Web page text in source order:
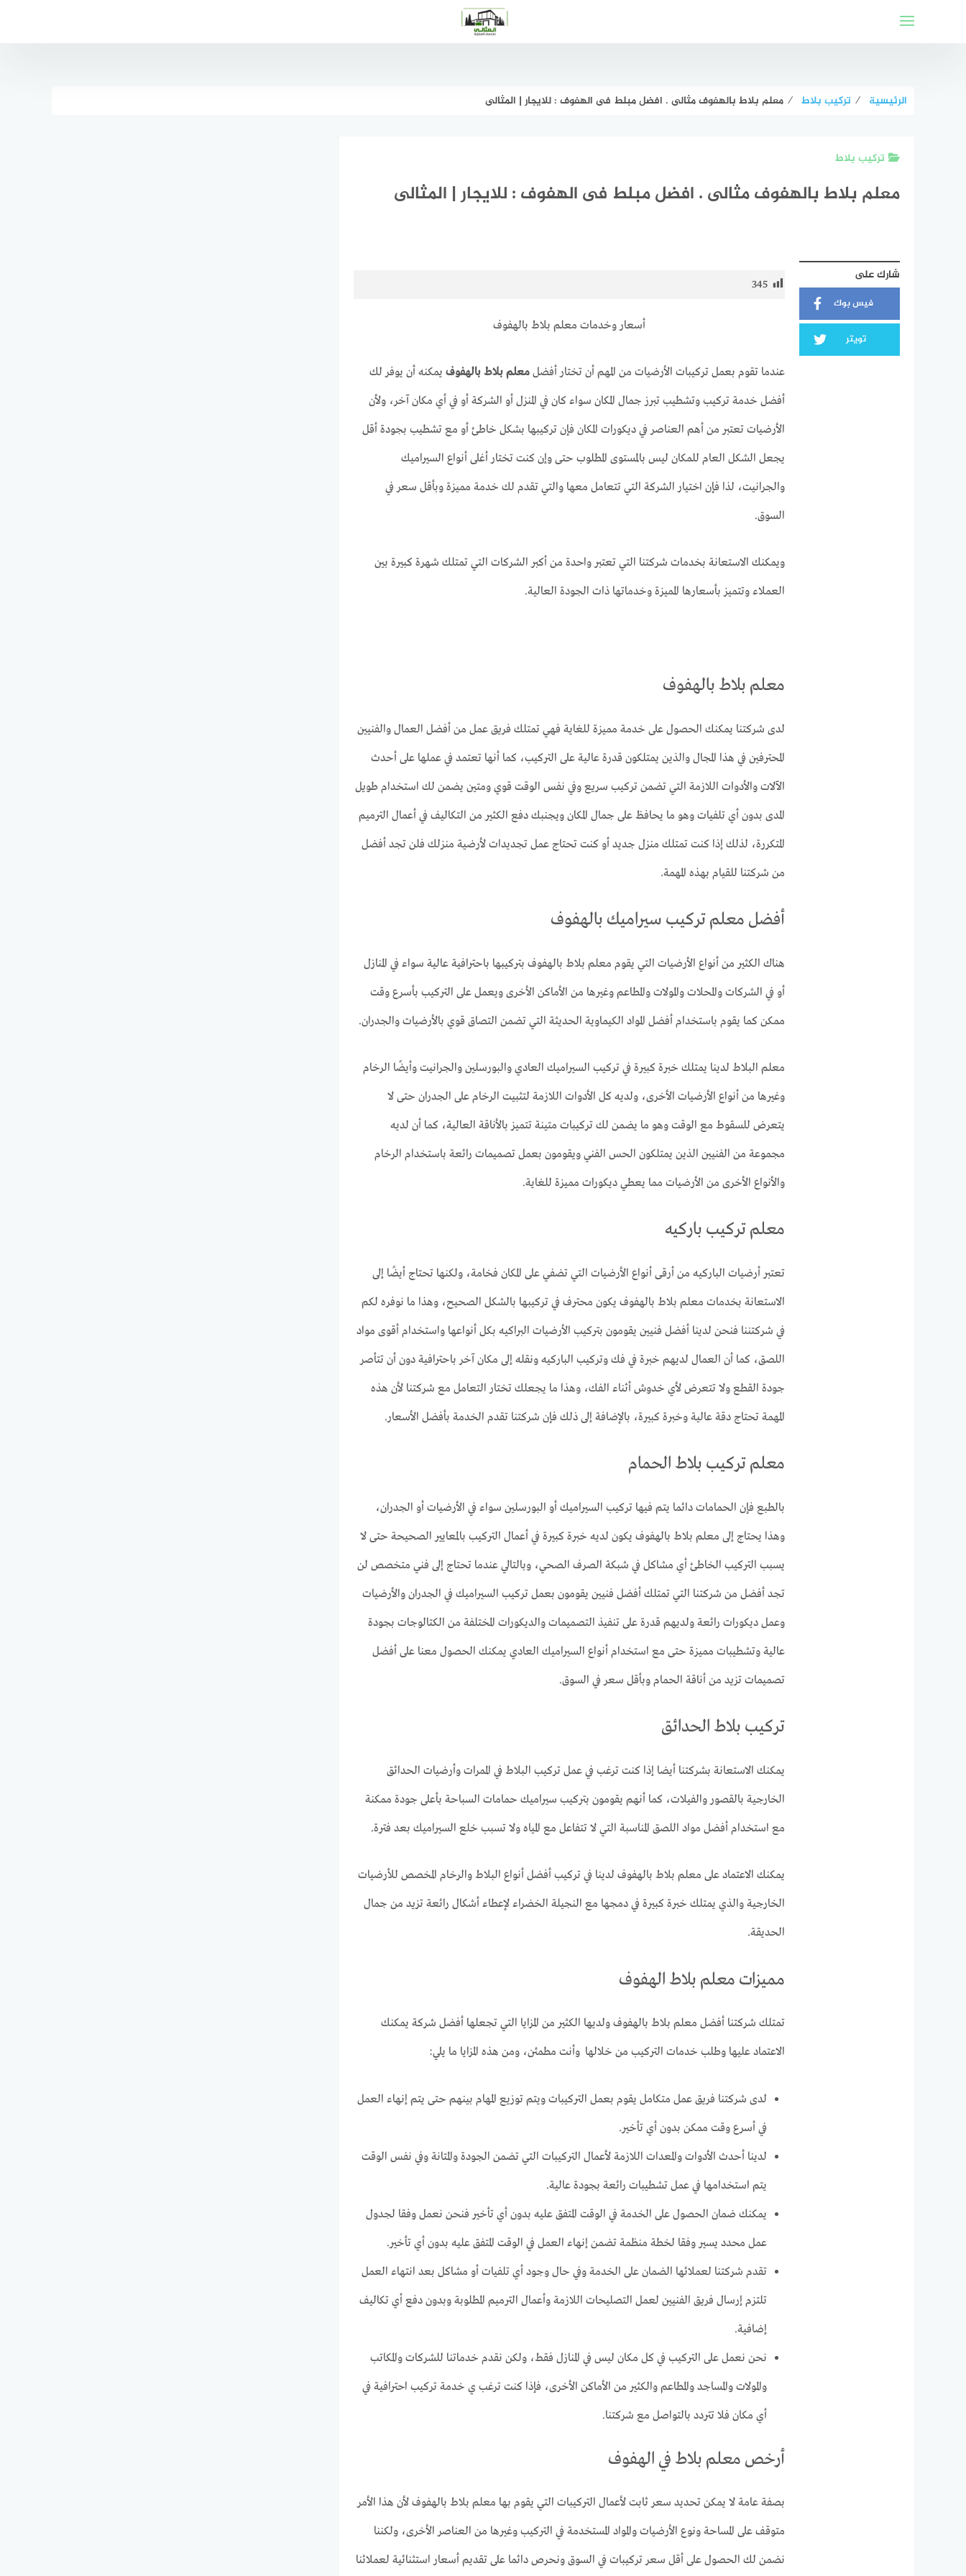
الرئيسية ⁄ تركيب بلاط ⁄ معلم بلاط بالهفوف مثالى . افضل مبلط فى الهفوف : للايجار | المثالى
تركيب بلاط
معلم بلاط بالهفوف مثالى . افضل مبلط فى الهفوف : للايجار | المثالى
شارك على
فيس بوك
تويتر
345
أسعار وخدمات معلم بلاط بالهفوف
عندما تقوم بعمل تركيبات الأرضيات من المهم أن تختار أفضل معلم بلاط بالهفوفيمكنه أن يوفر لك
أفضل خدمة تركيب وتشطيب تبرز جمال المكان سواء كان في المنزل أو الشركة أو في أي مكان آخر، ولأن
الأرضيات تعتبر من أهم العناصر في ديكورات المكان فإن تركيبها بشكل خاطئ أو مع تشطيب بجودة أقل
يجعل الشكل العام للمكان ليس بالمستوى المطلوب حتى وإن كنت تختار أغلى أنواع السيراميك
والجرانيت، لذا فإن اختيار الشركة التي تتعامل معها والتي تقدم لك خدمة مميزة وبأقل سعر في
السوق.
ويمكنك الاستعانة بخدمات شركتنا التي تعتبر واحدة من أكبر الشركات التي تمتلك شهرة كبيرة بين
العملاء وتتميز بأسعارها المميزة وخدماتها ذات الجودة العالية.
معلم بلاط بالهفوف
لدى شركتنا يمكنك الحصول على خدمة مميزة للغاية فهي تمتلك فريق عمل من أفضل العمال والفنيين
المحترفين في هذا المجال والذين يمتلكون قدرة عالية على التركيب، كما أنها تعتمد في عملها على أحدث
الآلات والأدوات اللازمة التي تضمن تركيب سريع وفي نفس الوقت قوي ومتين يضمن لك استخدام طويل
المدى بدون أي تلفيات وهو ما يحافظ على جمال المكان ويجنبك دفع الكثير من التكاليف في أعمال الترميم
المتكررة، لذلك إذا كنت تمتلك منزل جديد أو كنت تحتاج عمل تجديدات لأرضية منزلك فلن تجد أفضل
من شركتنا للقيام بهذه المهمة.
أفضل معلم تركيب سيراميك بالهفوف
هناك الكثير من أنواع الأرضيات التي يقوم معلم بلاط بالهفوف بتركيبها باحترافية عالية سواء في المنازل
أو في الشركات والمحلات والمولات والمطاعم وغيرها من الأماكن الأخرى ويعمل على التركيب بأسرع وقت
ممكن كما يقوم باستخدام أفضل المواد الكيماوية الحديثة التي تضمن التصاق قوي بالأرضيات والجدران.
معلم البلاط لدينا يمتلك خبرة كبيرة في تركيب السيراميك العادي والبورسلين والجرانيت وأيضًا الرخام
وغيرها من أنواع الأرضيات الأخرى، ولديه كل الأدوات اللازمة لتثبيت الرخام على الجدران حتى لا
يتعرض للسقوط مع الوقت وهو ما يضمن لك تركيبات متينة تتميز بالأناقة العالية، كما أن لديه
مجموعة من الفنيين الذين يمتلكون الحس الفني ويقومون بعمل تصميمات رائعة باستخدام الرخام
والأنواع الأخرى من الأرضيات مما يعطي ديكورات مميزة للغاية.
معلم تركيب باركيه
تعتبر أرضيات الباركيه من أرقى أنواع الأرضيات التي تضفي على المكان فخامة، ولكنها تحتاج أيضًا إلى
الاستعانة بخدمات معلم بلاط بالهفوف يكون محترف في تركيبها بالشكل الصحيح، وهذا ما نوفره لكم
في شركتننا فنحن لدينا أفضل فنيين يقومون بتركيب الأرضيات البراكيه بكل أنواعها واستخدام أقوى مواد
اللصق، كما أن العمال لديهم خبرة في فك وتركيب الباركيه ونقله إلى مكان آخر باحترافية دون أن تتأصر
جودة القطع ولا تتعرض لأي خدوش أثناء الفك، وهذا ما يجعلك تختار التعامل مع شركتنا لأن هذه
المهمة تحتاج دقة عالية وخبرة كبيرة، بالإضافة إلى ذلك فإن شركتنا تقدم الخدمة بأفضل الأسعار.
معلم تركيب بلاط الحمام
بالطبع فإن الحمامات دائما يتم فيها تركيب السيراميك أو البورسلين سواء في الأرضيات أو الجدران،
وهذا يحتاج إلى معلم بلاط بالهفوف يكون لديه خبرة كبيرة في أعمال التركيب بالمعايير الصحيحة حتى لا
يسبب التركيب الخاطئ أي مشاكل في شبكة الصرف الصحي، وبالتالي عندما تحتاج إلى فني متخصص لن
تجد أفضل من شركتنا التي تمتلك أفضل فنيين يقومون بعمل تركيب السيراميك في الجدران والأرضيات
وعمل ديكورات رائعة ولديهم قدرة على تنفيذ التصميمات والديكورات المختلفة من الكتالوجات بجودة
عالية وتشطيبات مميزة حتى مع استخدام أنواع السيراميك العادي يمكنك الحصول معنا على أفضل
تصميمات تزيد من أناقة الحمام وبأقل سعر في السوق.
تركيب بلاط الحدائق
يمكنك الاستعانة بشركتنا أيضا إذا كنت ترغب في عمل تركيب البلاط في الممرات وأرضيات الحدائق
الخارجية بالقصور والفيلات، كما أنهم يقومون بتركيب سيراميك حمامات السباحة بأعلى جودة ممكنة
مع استخدام أفضل مواد اللصق المناسبة التي لا تتفاعل مع المياه ولا تسبب خلع السيراميك بعد فترة.
يمكنك الاعتماد على معلم بلاط بالهفوف لدينا في تركيب أفضل أنواع البلاط والرخام المخصص للأرضيات
الخارجية والذي يمتلك خبرة كبيرة في دمجها مع النجيلة الخضراء لإعطاء أشكال رائعة تزيد من جمال
الحديقة.
مميزات معلم بلاط الهفوف
تمتلك شركتنا أفضل معلم بلاط بالهفوف ولديها الكثير من المزايا التي تجعلها أفضل شركة يمكنك
الاعتماد عليها وطلب خدمات التركيب من خلالها وأنت مطمئن، ومن هذه المزايا ما يلي:
لدى شركتنا فريق عمل متكامل يقوم بعمل التركيبات ويتم توزيع المهام بينهم حتى يتم إنهاء العمل
في أسرع وقت ممكن بدون أي تأخير.
لدينا أحدث الأدوات والمعدات اللازمة لأعمال التركيبات التي تضمن الجودة والمتانة وفي نفس الوقت
يتم استخدامها في عمل تشطيبات رائعة بجودة عالية.
يمكنك ضمان الحصول على الخدمة في الوقت المتفق عليه بدون أي تأخير فنحن نعمل وفقا لجدول
عمل محدد يسير وفقا لخطة منظمة تضمن إنهاء العمل في الوقت المتفق عليه بدون أي تأخير.
تقدم شركتنا لعملائها الضمان على الخدمة وفي حال وجود أي تلفيات أو مشاكل بعد انتهاء العمل
تلتزم إرسال فريق الفنيين لعمل التصليحات اللازمة وأعمال الترميم المطلوبة وبدون دفع أي تكاليف
إضافية.
نحن نعمل على التركيب في كل مكان ليس في المنازل فقط، ولكن نقدم خدماتنا للشركات والمكاتب
والمولات والمساجد والمطاعم والكثير من الأماكن الأخرى، فإذا كنت ترغب ي خدمة تركيب احترافية في
أي مكان فلا تتردد بالتواصل مع شركتنا.
أرخص معلم بلاط في الهفوف
بصفة عامة لا يمكن تحديد سعر ثابت لأعمال التركيبات التي يقوم بها معلم بلاط بالهفوف لأن هذا الأمر
متوقف على المساحة ونوع الأرضيات والمواد المستخدمة في التركيب وغيرها من العناصر الأخرى، ولكننا
نضمن لك الحصول على أقل سعر تركيبات في السوق ونحرص دائما على تقديم أسعار استثنائية لعملائنا